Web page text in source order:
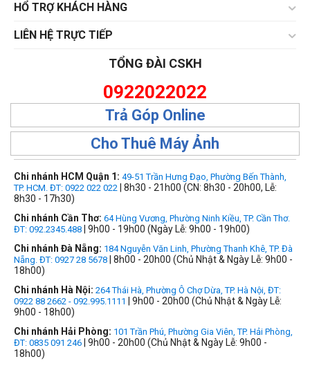
HỔ TRỢ KHÁCH HÀNG
LIÊN HỆ TRỰC TIẾP
TỔNG ĐÀI CSKH
0922022022
Trả Góp Online
Cho Thuê Máy Ảnh
Chi nhánh HCM Quận 1: 49-51 Trần Hưng Đạo, Phường Bến Thành,
TP. HCM. ĐT: 0922 022 022 | 8h30 - 21h00 (CN: 8h30 - 20h00, Lễ:
8h30 - 17h30)
Chi nhánh Cần Thơ: 64 Hùng Vương, Phường Ninh Kiều, TP. Cần Thơ.
ĐT: 092.2345.488 | 9h00 - 19h00 (Ngày Lễ: 9h00 - 19h00)
Chi nhánh Đà Nẵng: 184 Nguyễn Văn Linh, Phường Thanh Khê, TP. Đà
Nẵng. ĐT: 0927 28 5678 | 8h00 - 20h00 (Chủ Nhật & Ngày Lễ: 9h00 -
18h00)
Chi nhánh Hà Nội: 264 Thái Hà, Phường Ô Chợ Dừa, TP. Hà Nội, ĐT:
0922 88 2662 - 092.995.1111
| 9h00 - 20h00 (Chủ Nhật & Ngày Lễ:
9h00 - 18h00)
Chi nhánh Hải Phòng: 101 Trần Phú, Phường Gia Viên, TP. Hải Phòng,
ĐT: 0835 091 246 | 9h00 - 20h00 (Chủ Nhật & Ngày Lễ: 9h00 -
18h00)